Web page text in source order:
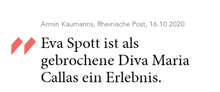
Armin Kaumanns, Rheinische Post, 16.10.2020
Eva Spott ist als
gebrochene Diva Maria
Callas ein Erlebnis.